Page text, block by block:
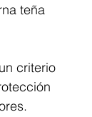
teña
criterio